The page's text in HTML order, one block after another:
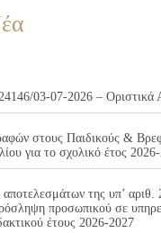
03-07-2026 – Οριστικά
στους Παιδικούς &
για το σχολικό έτος
της υπ’
προσωπικού σε
έτους 2026-2027